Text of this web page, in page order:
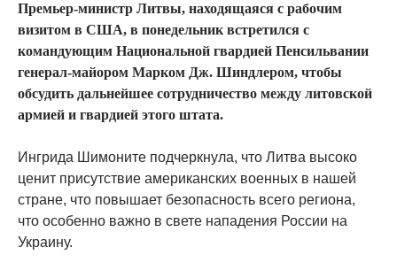
Премьер-министр Литвы, находящаяся с рабочим
визитом в США, в понедельник встретился с
командующим Национальной гвардией Пенсильвании
генерал-майором Марком Дж. Шиндлером, чтобы
обсудить дальнейшее сотрудничество между литовской
армией и гвардией этого штата.
Ингрида Шимоните подчеркнула, что Литва высоко
ценит присутствие американских военных в нашей
стране, что повышает безопасность всего региона,
что особенно важно в свете нападения России на
Украину.